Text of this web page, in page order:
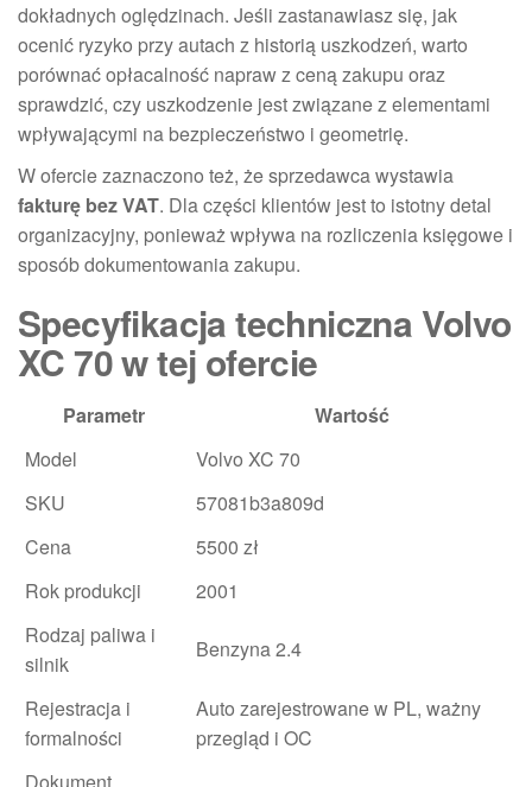
dokładnych oględzinach. Jeśli zastanawiasz się, jak
ocenić ryzyko przy autach z historią uszkodzeń, warto
porównać opłacalność napraw z ceną zakupu oraz
sprawdzić, czy uszkodzenie jest związane z elementami
wpływającymi na bezpieczeństwo i geometrię.
W ofercie zaznaczono też, że sprzedawca wystawia
fakturę bez VAT. Dla części klientów jest to istotny detal
organizacyjny, ponieważ wpływa na rozliczenia księgowe i
sposób dokumentowania zakupu.
Specyfikacja techniczna Volvo
XC 70 w tej ofercie
Parametr
Wartość
Model
Volvo XC 70
SKU
57081b3a809d
Cena
5500 zł
Rok produkcji
2001
Rodzaj paliwa i
silnik
Benzyna 2.4
Rejestracja i
formalności
Auto zarejestrowane w PL, ważny
przegląd i OC